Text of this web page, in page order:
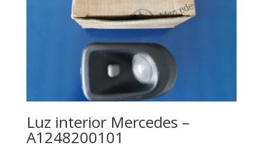
Luz interior Mercedes –
A1248200101